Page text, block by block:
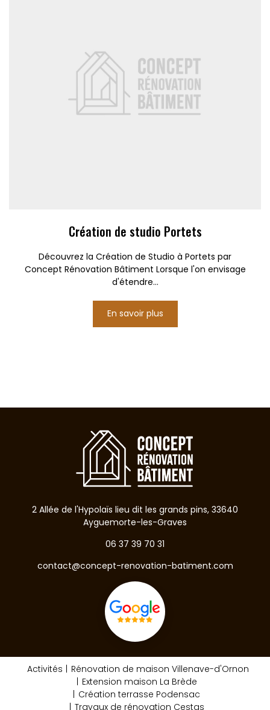
Création de studio Portets
Découvrez la Création de Studio à Portets par
Concept Rénovation Bâtiment Lorsque l'on envisage
d'étendre...
En savoir plus
2 Allée de l'Hypolaïs lieu dit les grands pins, 33640
Ayguemorte-les-Graves
06 37 39 70 31
contact@concept-renovation-batiment.com
Activités
Rénovation de maison Villenave-d'Ornon
Extension maison La Brède
Création terrasse Podensac
Travaux de rénovation Cestas